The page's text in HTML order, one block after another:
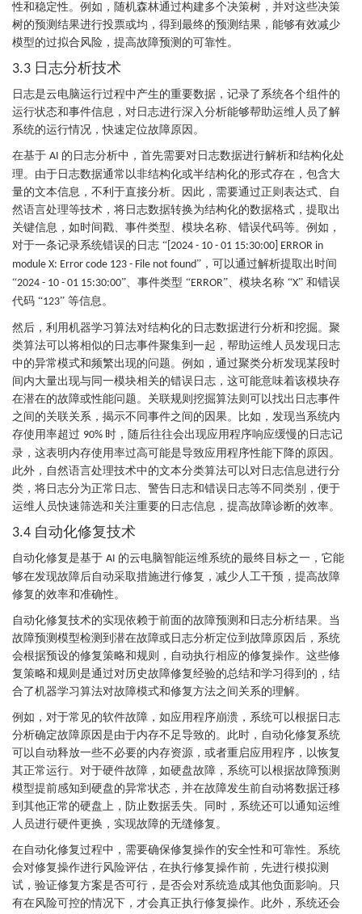
性和稳定性。例如，随机森林通过构建多个决策树，并对这些决策
树的预测结果进行投票或均，得到最终的预测结果，能够有效减少
模型的过拟合风险，提高故障预测的可靠性。
3.3 日志分析技术
日志是云电脑运行过程中产生的重要数据，记录了系统各个组件的
运行状态和事件信息，对日志进行深入分析能够帮助运维人员了解
系统的运行情况，快速定位故障原因。
在基于 AI 的日志分析中，首先需要对日志数据进行解析和结构化处
理。由于日志数据通常以非结构化或半结构化的形式存在，包含大
量的文本信息，不利于直接分析。因此，需要通过正则表达式、自
然语言处理等技术，将日志数据转换为结构化的数据格式，提取出
关键信息，如时间戳、事件类型、模块名称、错误代码等。例如，
对于一条记录系统错误的日志 “ [2024 - 10 - 01 15:30:00] ERROR in
module X: Error code 123 - File not found”，可以通过解析提取出时间
“2024 - 10 - 01 15:30:00”、事件类型 “ERROR”、模块名称 “X” 和错误
代码 “123” 等信息。
然后，利用机器学习算法对结构化的日志数据进行分析和挖掘。聚
类算法可以将相似的日志事件聚集到一起，帮助运维人员发现日志
中的异常模式和频繁出现的问题。例如，通过聚类分析发现某段时
间内大量出现与同一模块相关的错误日志，这可能意味着该模块存
在潜在的故障或性能问题。关联规则挖掘算法则可以找出日志事件
之间的关联关系，揭示不同事件之间的因果。比如，发现当系统内
存使用率超过 90% 时，随后往往会出现应用程序响应缓慢的日志记
录，这表明内存使用率过高可能是导致应用程序性能下降的原因。
此外，自然语言处理技术中的文本分类算法可以对日志信息进行分
类，将日志分为正常日志、警告日志和错误日志等不同类别，便于
运维人员快速筛选和关注重要的日志信息，提高故障诊断的效率。
3.4 自动化修复技术
自动化修复是基于 AI 的云电脑智能运维系统的最终目标之一，它能
够在发现故障后自动采取措施进行修复，减少人工干预，提高故障
修复的效率和准确性。
自动化修复技术的实现依赖于前面的故障预测和日志分析结果。当
故障预测模型检测到潜在故障或日志分析定位到故障原因后，系统
会根据预设的修复策略和规则，自动执行相应的修复操作。这些修
复策略和规则是通过对历史故障修复经验的总结和学习得到的，结
合了机器学习算法对故障模式和修复方法之间关系的理解。
例如，对于常见的软件故障，如应用程序崩溃，系统可以根据日志
分析确定故障原因是由于内存不足导致的。此时，自动化修复系统
可以自动释放一些不必要的内存资源，或者重启应用程序，以恢复
其正常运行。对于硬件故障，如硬盘故障，系统可以根据故障预测
模型提前感知到硬盘的异常状态，并在故障发生前自动将数据迁移
到其他正常的硬盘上，防止数据丢失。同时，系统还可以通知运维
人员进行硬件更换，实现故障的无缝修复。
在自动化修复过程中，需要确保修复操作的安全性和可靠性。系统
会对修复操作进行风险评估，在执行修复操作前，先进行模拟测
试，验证修复方案是否可行，是否会对系统造成其他负面影响。只
有在风险可控的情况下，才会真正执行修复操作。此外，系统还会